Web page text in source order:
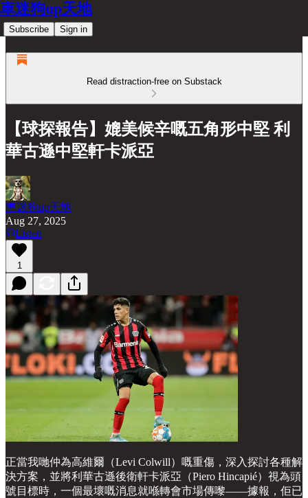
車迷狗up天地
Subscribe Sign in
Read distraction-free on Substack
【球探報告】媲美候辛嘅五角形中堅 利
華古遜中堅軒卡派亞
車迷狗up天地
Aug 27, 2025
Listen
1
正當我哋仲為高維爾（Levi Colwill）嘅重傷，深入探討各種解
決方案，並將利華古遜後衛軒卡派亞（Piero Hincapié）視為頭
號目標時，一個最壞嘅消息就喺轉會市場傳嚟——據報，佢已